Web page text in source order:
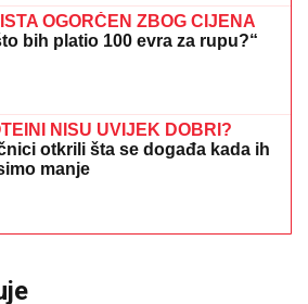
OGORČEN ZBOG CIJENA
bih platio 100 evra za rupu?“
NISU UVIJEK DOBRI?
otkrili šta se događa kada ih
manje